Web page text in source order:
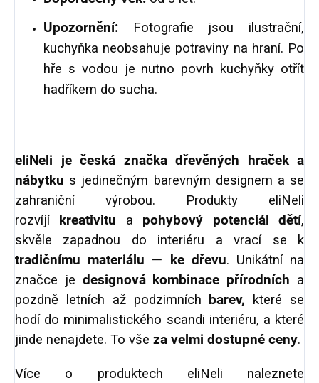
Upozornění: Fotografie jsou ilustrační,
kuchyňka neobsahuje potraviny na hraní. Po
hře s vodou je nutno povrh kuchyňky otřít
hadříkem do sucha.
eliNeli je česká značka dřevěných hraček a
nábytku s jedinečným barevným designem a se
zahraniční výrobou. Produkty eliNeli
rozvíjí kreativitu a pohybový potenciál dětí,
skvěle zapadnou do interiéru a vrací se k
tradičnímu materiálu — ke dřevu. Unikátní na
značce je designová kombinace přírodních a
pozdně letních až podzimních barev, které se
hodí do minimalistického scandi interiéru, a které
jinde nenajdete. To vše za velmi dostupné ceny.
Více o produktech eliNeli naleznete